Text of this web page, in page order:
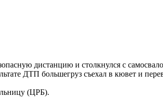
дистанцию и столкнулся с
ДТП большегруз съехал в кювет и
(ЦРБ).